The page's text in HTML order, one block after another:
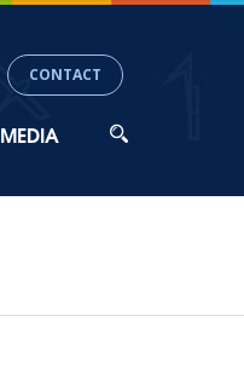
MEDIA
CONTACT